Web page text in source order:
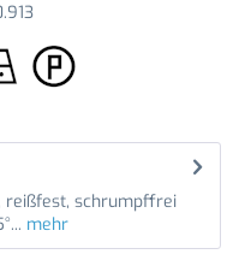
reißfest, schrumpffrei
mehr